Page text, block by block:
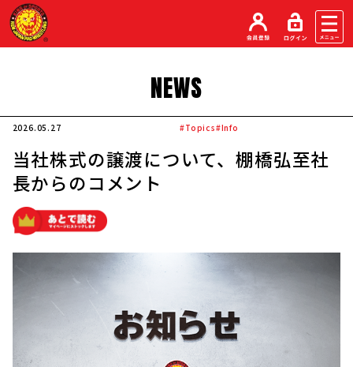
NEWS
2026.05.27 #Topics#Info
当社株式の譲渡について、棚橋弘至社
長からのコメント